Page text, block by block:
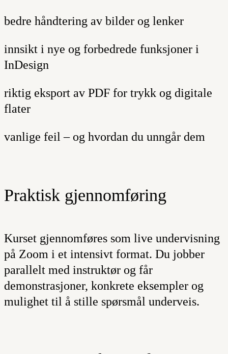
bedre håndtering av bilder og lenker
innsikt i nye og forbedrede funksjoner i
InDesign
riktig eksport av PDF for trykk og digitale
flater
vanlige feil – og hvordan du unngår dem
Praktisk gjennomføring
Kurset gjennomføres som live undervisning
på Zoom i et intensivt format. Du jobber
parallelt med instruktør og får
demonstrasjoner, konkrete eksempler og
mulighet til å stille spørsmål underveis.